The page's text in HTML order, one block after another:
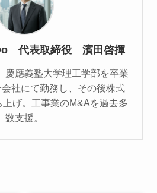
代表取締役 濱田啓揮
慶應義塾大学理工学部を卒業
社にて勤務し、その後株式
げ。工事業のM&Aを過去多
数支援。